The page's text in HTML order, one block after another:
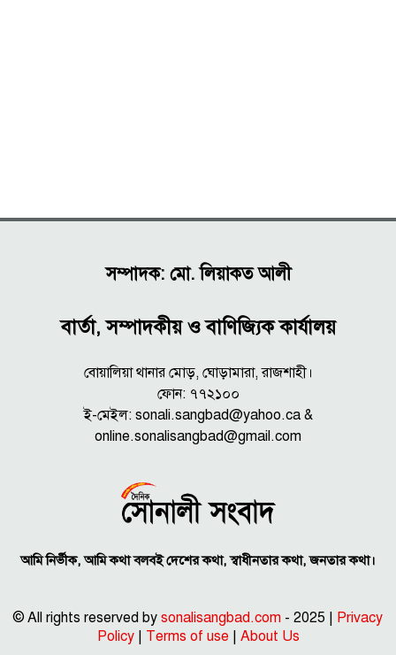
সম্পাদক: মো. লিয়াকত আলী
বার্তা, সম্পাদকীয় ও বাণিজ্যিক কার্যালয়
বোয়ালিয়া থানার মোড়, ঘোড়ামারা, রাজশাহী।
ফোন: ৭৭২১০০
ই-মেইল: sonali.sangbad@yahoo.ca &
online.sonalisangbad@gmail.com
আমি নির্ভীক, আমি কথা বলবই দেশের কথা, স্বাধীনতার কথা, জনতার কথা।
© All rights reserved by sonalisangbad.com - 2025 | Privacy
Policy| Terms of use About Us